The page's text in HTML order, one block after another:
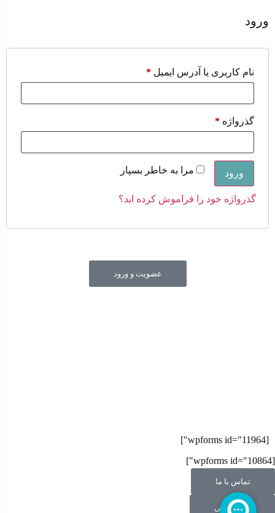
ورود
نام کاربری یا آدرس ایمیل *
گذرواژه *
مرا به خاطر بسپار ورود
گذرواژه خود را فراموش کرده اید؟
عضویت و ورود
[wpforms id="11964"]
[wpforms id="10864"]
تماس با ما
نظر سنجی